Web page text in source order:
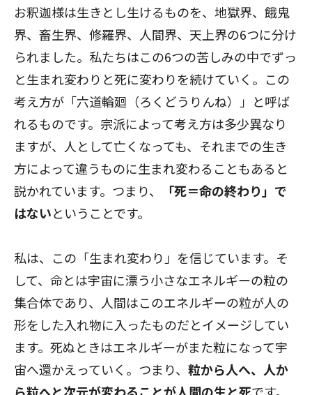
お釈迦様は生きとし生けるものを、地獄界、餓鬼
界、畜生界、修羅界、人間界、天上界の6つに分け
られました。私たちはこの6つの苦しみの中でずっ
と生まれ変わりと死に変わりを続けていく。この
考え方が「六道輪廻（ろくどうりんね）」と呼ば
れるものです。宗派によって考え方は多少異なり
ますが、人として亡くなっても、それまでの生き
方によって違うものに生まれ変わることもあると
説かれています。つまり、
「死＝命の終わり」で
はないということです。
私は、この「生まれ変わり」を信じています。そ
して、命とは宇宙に漂う小さなエネルギーの粒の
集合体であり、人間はこのエネルギーの粒が人の
形をした入れ物に入ったものだとイメージしてい
ます。死ぬときはエネルギーがまた粒になって宇
宙へ還かえっていく。つまり、 粒から人へ、人か